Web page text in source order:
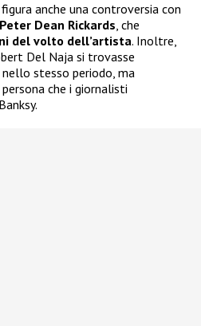
anche una controversia con
Dean Rickards, che
del volto dell’artista. Inoltre,
Del Naja si trovasse
stesso periodo, ma
che i giornalisti